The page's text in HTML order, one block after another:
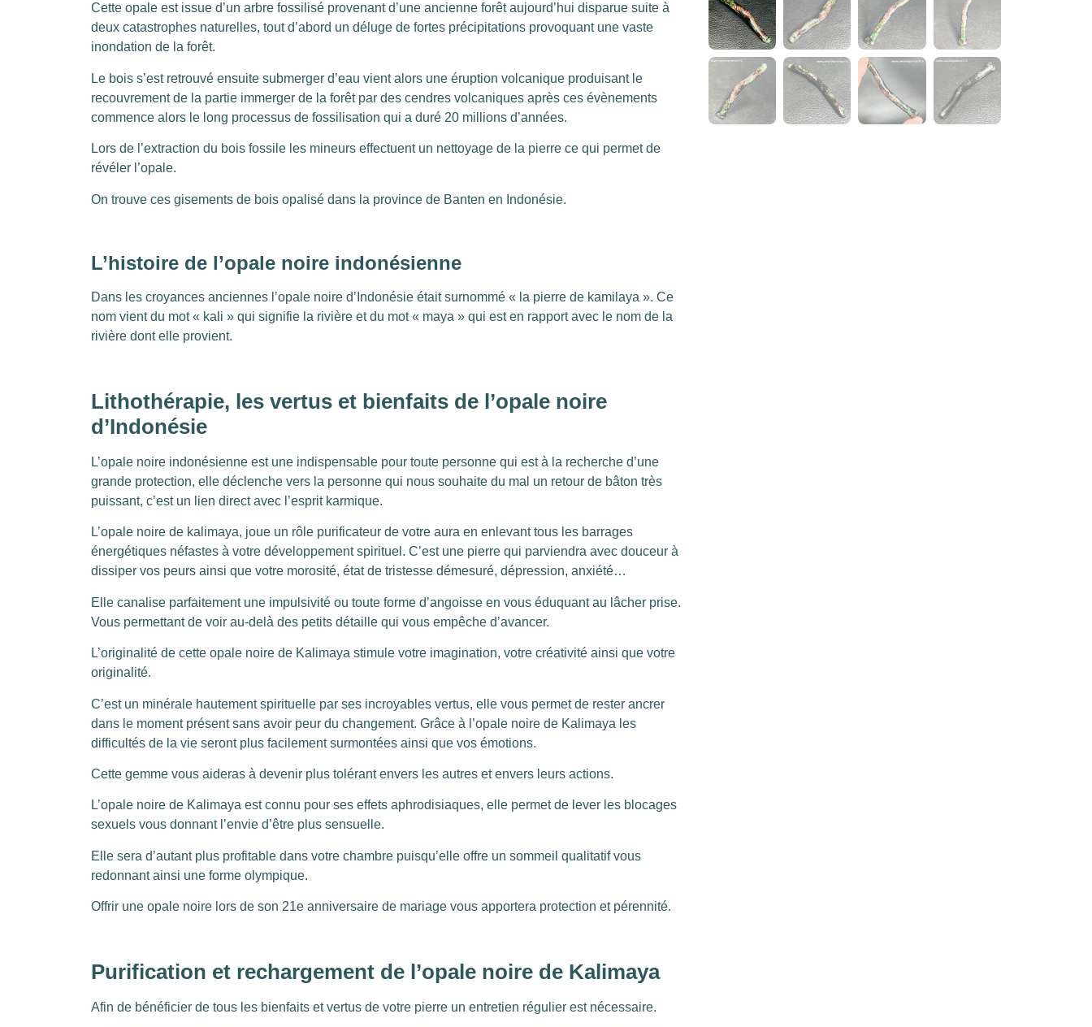
Cette opale est issue d’un arbre fossilisé provenant d’une ancienne forêt aujourd’hui disparue suite à
deux catastrophes naturelles, tout d’abord un déluge de fortes précipitations provoquant une vaste
inondation de la forêt.
Le bois s’est retrouvé ensuite submerger d’eau vient alors une éruption volcanique produisant le
recouvrement de la partie immerger de la forêt par des cendres volcaniques après ces évènements
commence alors le long processus de fossilisation qui a duré 20 millions d’années.
Lors de l’extraction du bois fossile les mineurs effectuent un nettoyage de la pierre ce qui permet de
révéler l’opale.
On trouve ces gisements de bois opalisé dans la province de Banten en Indonésie.
L’histoire de l’opale noire indonésienne
Dans les croyances anciennes l’opale noire d’Indonésie était surnommé « la pierre de kamilaya ». Ce
nom vient du mot « kali » qui signifie la rivière et du mot « maya » qui est en rapport avec le nom de la
rivière dont elle provient.
Lithothérapie, les vertus et bienfaits de l’opale noire
d’Indonésie
L’opale noire indonésienne est une indispensable pour toute personne qui est à la recherche d’une
grande protection, elle déclenche vers la personne qui nous souhaite du mal un retour de bâton très
puissant, c’est un lien direct avec l’esprit karmique.
L’opale noire de kalimaya, joue un rôle purificateur de votre aura en enlevant tous les barrages
énergétiques néfastes à votre développement spirituel. C’est une pierre qui parviendra avec douceur à
dissiper vos peurs ainsi que votre morosité, état de tristesse démesuré, dépression, anxiété…
Elle canalise parfaitement une impulsivité ou toute forme d’angoisse en vous éduquant au lâcher prise.
Vous permettant de voir au-delà des petits détaille qui vous empêche d’avancer.
L’originalité de cette opale noire de Kalimaya stimule votre imagination, votre créativité ainsi que votre
originalité.
C’est un minérale hautement spirituelle par ses incroyables vertus, elle vous permet de rester ancrer
dans le moment présent sans avoir peur du changement. Grâce à l’opale noire de Kalimaya les
difficultés de la vie seront plus facilement surmontées ainsi que vos émotions.
Cette gemme vous aideras à devenir plus tolérant envers les autres et envers leurs actions.
L’opale noire de Kalimaya est connu pour ses effets aphrodisiaques, elle permet de lever les blocages
sexuels vous donnant l’envie d’être plus sensuelle.
Elle sera d’autant plus profitable dans votre chambre puisqu’elle offre un sommeil qualitatif vous
redonnant ainsi une forme olympique.
Offrir une opale noire lors de son 21e anniversaire de mariage vous apportera protection et pérennité.
Purification et rechargement de l’opale noire de Kalimaya
Afin de bénéficier de tous les bienfaits et vertus de votre pierre un entretien régulier est nécessaire.